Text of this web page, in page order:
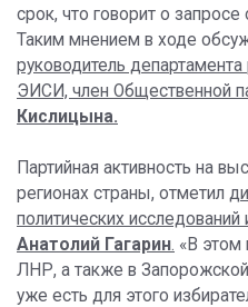
срок, что говорит о
Таким мнением в ходе
руководитель
ЭИСИ, член Общественной
Кислицына.
Партийная активность на
регионах страны, отметил
политических
Анатолий Гагарин. «В этом
ЛНР, а также в
уже есть для этого